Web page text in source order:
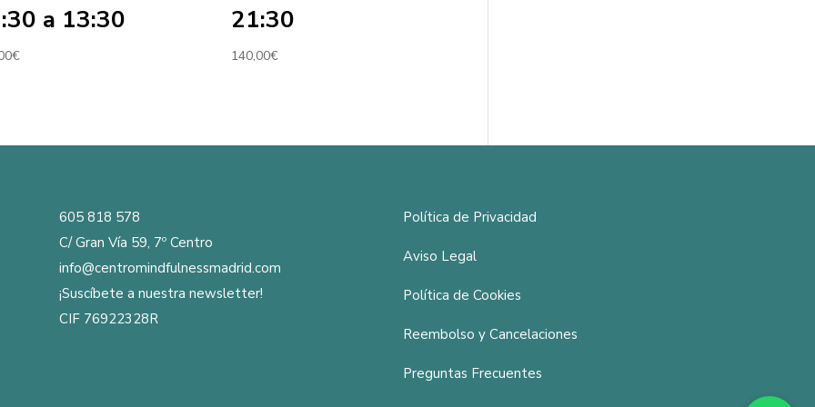
a 13:30
€
21:30
140,00€
605 818 578
C/ Gran Vía 59, 7º Centro
info@centromindfulnessmadrid.com
¡Suscíbete a nuestra newsletter!
CIF 76922328R
Política de Privacidad
Aviso Legal
Política de Cookies
Reembolso y Cancelaciones
Preguntas Frecuentes